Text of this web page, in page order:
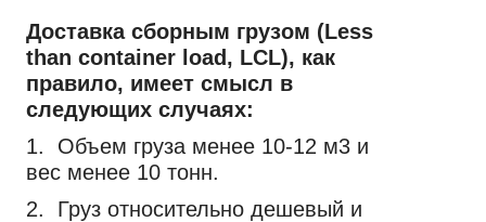
Доставка сборным грузом (Less
than container load, LCL), как
правило, имеет смысл в
следующих случаях:
1. Объем груза менее 10-12 м3 и
вес менее 10 тонн.
2. Груз относительно дешевый и